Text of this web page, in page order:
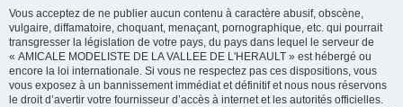
Vous acceptez de ne publier aucun contenu à caractère abusif, obscène,
vulgaire, diffamatoire, choquant, menaçant, pornographique, etc. qui pourrait
transgresser la législation de votre pays, du pays dans lequel le serveur de
« AMICALE MODELISTE DE LA VALLEE DE L'HERAULT » est hébergé ou
encore la loi internationale. Si vous ne respectez pas ces dispositions, vous
vous exposez à un bannissement immédiat et définitif et nous nous réservons
le droit d’avertir votre fournisseur d’accès à internet et les autorités officielles.